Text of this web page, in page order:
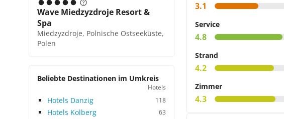
Wave Miedzyzdroje Resort &
Spa
Miedzyzdroje, Polnische Ostseeküste,
Polen
Beliebte Destinationen im Umkreis
Hotels
Hotels Danzig 118
Hotels Kolberg 63
3.1
Service
4.8
Strand
4.2
Zimmer
4.3